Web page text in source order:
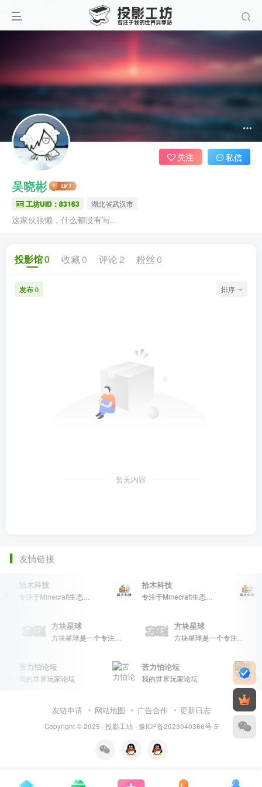
吴晓彬
工坊UID：83163 湖北省武汉市
这家伙很懒，什么都没有写...
关注 私信
投影馆0 收藏 0 评论 2 粉丝 0
发布 0 排序
暂无内容
友情链接
拾木科技
专注于Minecraft生态建设
拾木科技
专注于Minecraft生态建设
方块星球
方块星球是一个专注于我的世界的中文论坛，提供丰富的资源分享、玩家交流和创意展示，包括地图、皮肤、数据包等内容，打造Minecraft玩家的专属社区乐园！
方块星球
方块星球是一个专注于我的世界的中文论坛，提供丰富的资源分享、玩家交流和创意展示，包括地图、皮肤、数据包等内容，打造Minecraft玩家的专属社区乐园！
苦力怕论坛
我的世界玩家论坛
苦力怕论坛
我的世界玩家论坛
友链申请 网站地图 广告合作 更新日志
Copyright © 2025 · 投影工坊· 豫ICP备2023040366号-5